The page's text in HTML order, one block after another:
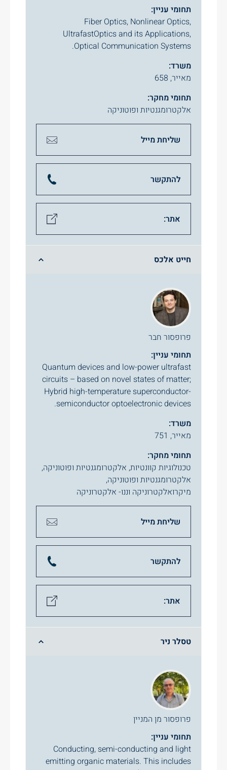
תחומי עניין:
Fiber Optics, Nonlinear Optics,
UltrafastOptics and its Applications,
Optical Communication Systems.
משרד:
מאייר, 658
תחומי מחקר:
אלקטרומגנטיות ופוטוניקה
שליחת מייל
להתקשר
אתר:
חייט אלכס
פרופסור חבר
תחומי עניין:
Quantum devices and low-power ultrafast
circuits – based on novel states of matter;
Hybrid high-temperature superconductor-
semiconductor optoelectronic devices.
משרד:
מאייר, 751
תחומי מחקר:
טכנולוגיות קוונטיות, אלקטרומגנטיות ופוטוניקה,
אלקטרומגנטיות ופוטוניקה,
מיקרואלקטרוניקה וננו- אלקטרוניקה
שליחת מייל
להתקשר
אתר:
טסלר ניר
פרופסור מן המניין
תחומי עניין:
Conducting, semi-conducting and light
emitting organic materials. This includes